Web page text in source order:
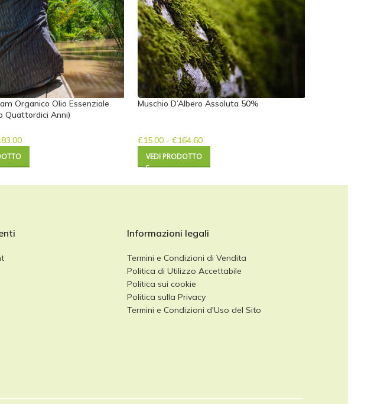
Organico Olio Essenziale
Quattordici Anni)
Muschio D’Albero Assoluta 50%
€15.00 - €164.60
VEDI PRODOTTO
Informazioni legali
Termini e Condizioni di Vendita
Politica di Utilizzo Accettabile
Politica sui cookie
Politica sulla Privacy
Termini e Condizioni d'Uso del Sito